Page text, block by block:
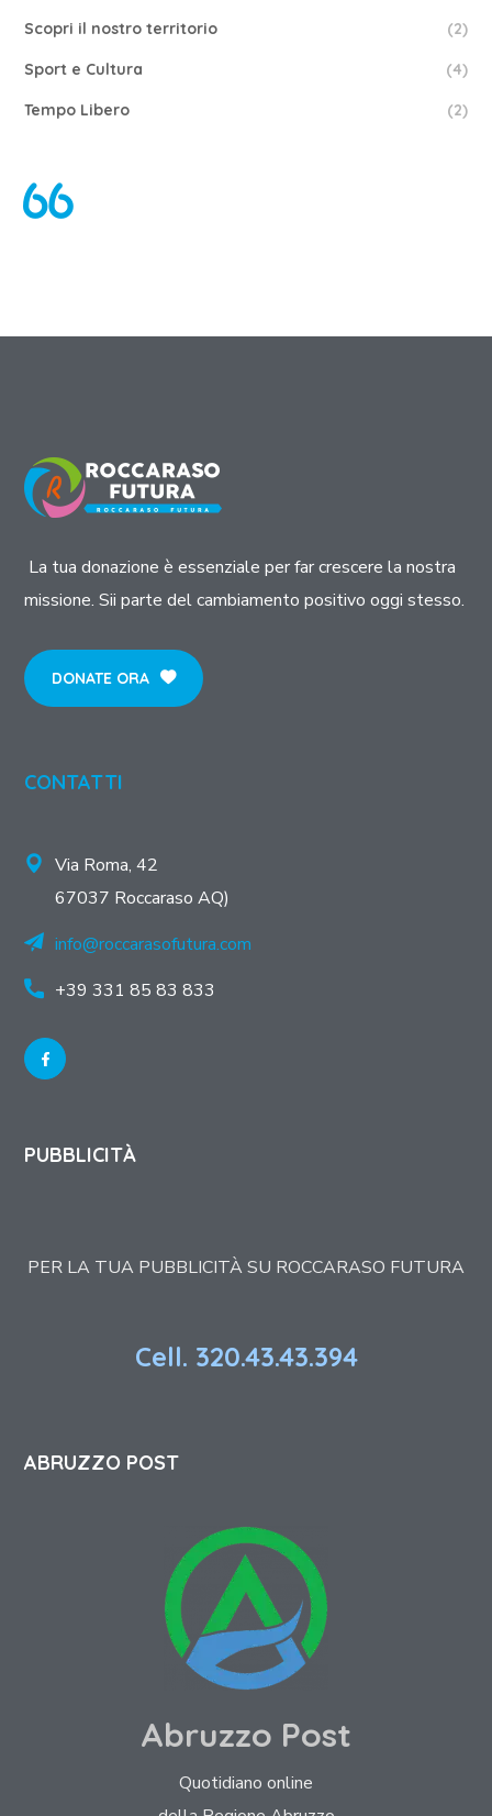
Scopri il nostro territorio (2)
Sport e Cultura (4)
Tempo Libero (2)
La tua donazione è essenziale per far crescere la nostra
missione. Sii parte del cambiamento positivo oggi stesso.
DONATE ORA
CONTATTI
Via Roma, 42
67037 Roccaraso AQ)
info@roccarasofutura.com
+39 331 85 83 833
PUBBLICITÀ
PER LA TUA PUBBLICITÀ SU ROCCARASO FUTURA
Cell. 320.43.43.394
ABRUZZO POST
Abruzzo Post
Quotidiano online